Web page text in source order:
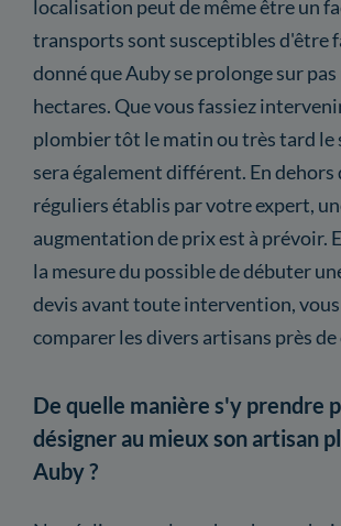
localisation peut de même être un
transports sont susceptibles d'être
donné que Auby se prolonge sur
hectares. Que vous fassiez
plombier tôt le matin ou très tard le
sera également différent. En dehors
réguliers établis par votre expert,
augmentation de prix est à prévoir.
la mesure du possible de débuter
devis avant toute intervention,
comparer les divers artisans près de
De quelle manière s'y prendre
désigner au mieux son artisan
Auby ?